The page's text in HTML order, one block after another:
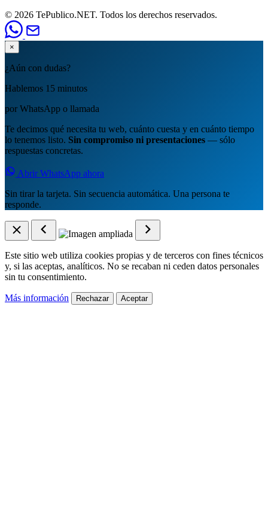
© 2026 TePublico.NET. Todos los derechos reservados.
×
¿Aún con dudas?
Hablemos 15 minutos
por WhatsApp o llamada
Te decimos qué necesita tu web, cuánto cuesta y en cuánto tiempo
lo tenemos listo. Sin compromiso ni presentaciones — sólo
respuestas concretas.
Abrir WhatsApp ahora
Sin tirar la tarjeta. Sin secuencia automática. Una persona te
responde.
Este sitio web utiliza cookies propias y de terceros con fines técnicos
y, si las aceptas, analíticos. No se recaban ni ceden datos personales
sin tu consentimiento.
Más información Rechazar Aceptar